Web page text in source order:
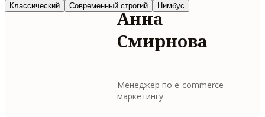
Классический
Современный строгий Нимбус
Анна
Смирнова
Менеджер по e-commerce
маркетингу